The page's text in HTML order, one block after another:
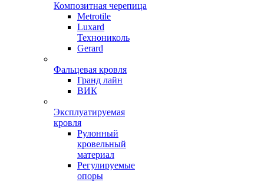
Композитная черепица
Metrotile
Luxard
Технониколь
Gerard
Фальцевая кровля
Гранд лайн
ВИК
Эксплуатируемая
кровля
Рулонный
кровельный
материал
Регулируемые
опоры